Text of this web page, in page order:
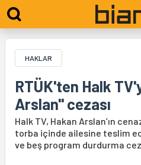
HAKLAR
RTÜK'ten Halk
Arslan" cezası
Halk TV, Hakan Arslan’ın
torba içinde ailesine teslim
ve beş program durdurma